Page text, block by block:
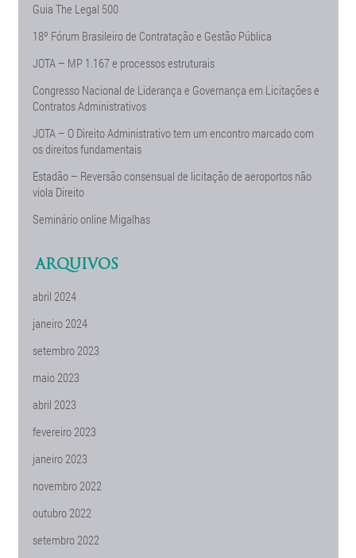
Guia The Legal 500
18º Fórum Brasileiro de Contratação e Gestão Pública
JOTA – MP 1.167 e processos estruturais
Congresso Nacional de Liderança e Governança em Licitações e
Contratos Administrativos
JOTA – O Direito Administrativo tem um encontro marcado com
os direitos fundamentais
Estadão – Reversão consensual de licitação de aeroportos não
viola Direito
Seminário online Migalhas
ARQUIVOS
abril 2024
janeiro 2024
setembro 2023
maio 2023
abril 2023
fevereiro 2023
janeiro 2023
novembro 2022
outubro 2022
setembro 2022